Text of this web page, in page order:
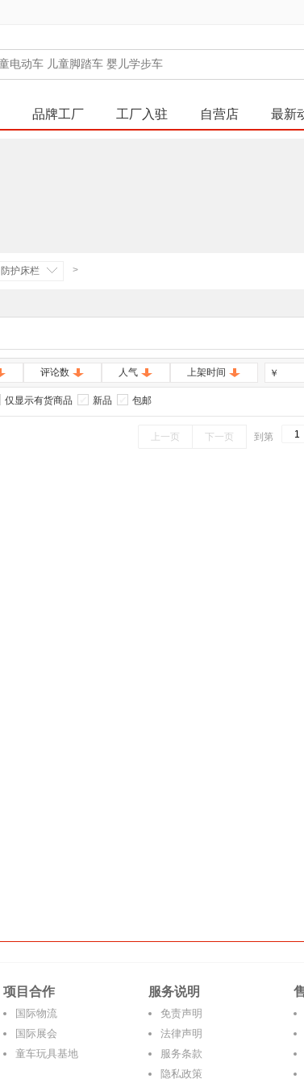
品牌工厂 工厂入驻 自营店 最新
防护床栏 >
评论数 人气 上架时间 ￥
仅显示有货商品 新品 包邮
上一页 下一页 到第
项目合作
国际物流
国际展会
童车玩具基地
服务说明
免责声明
法律声明
服务条款
隐私政策